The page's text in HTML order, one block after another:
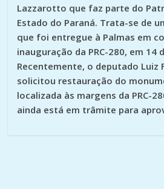
Lazzarotto que faz parte do
Estado do Paraná. Trata-se de
que foi entregue à Palmas em
inauguração da PRC-280, em 14
Recentemente, o deputado Luiz
solicitou restauração do
localizada às margens da PRC-
ainda está em trâmite para